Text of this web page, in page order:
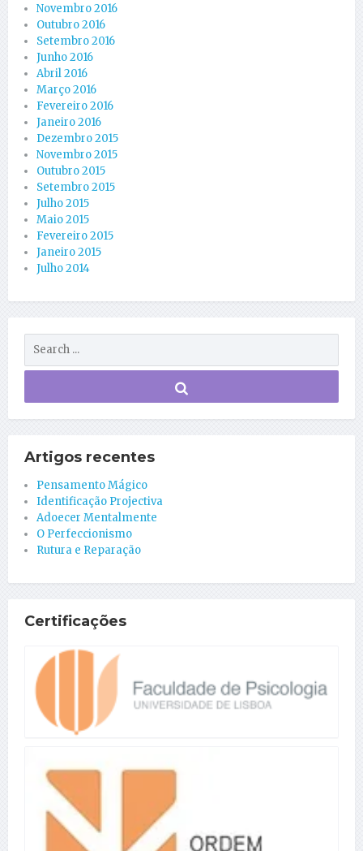
Novembro 2016
Outubro 2016
Setembro 2016
Junho 2016
Abril 2016
Março 2016
Fevereiro 2016
Janeiro 2016
Dezembro 2015
Novembro 2015
Outubro 2015
Setembro 2015
Julho 2015
Maio 2015
Fevereiro 2015
Janeiro 2015
Julho 2014
Artigos recentes
Pensamento Mágico
Identificação Projectiva
Adoecer Mentalmente
O Perfeccionismo
Rutura e Reparação
Certificações